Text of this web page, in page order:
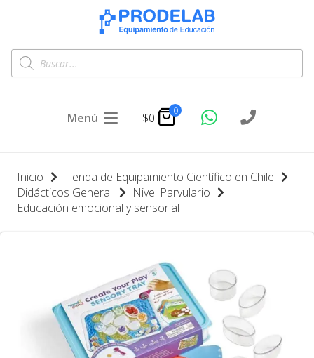
Búsqueda
de
productos
Menú $0 0
Inicio
Tienda de Equipamiento Científico en Chile
Didácticos General
Nivel Parvulario
Educación emocional y sensorial